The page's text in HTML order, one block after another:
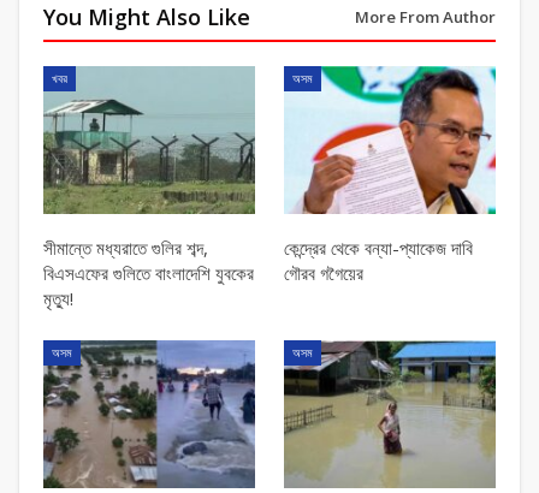
You Might Also Like More From Author
খবর
সীমান্তে মধ্যরাতে গুলির শব্দ,
বিএসএফের গুলিতে বাংলাদেশি যুবকের
মৃত্যু!
অসম
কেন্দ্রের থেকে বন্যা-প্যাকেজ দাবি
গৌরব গগৈয়ের
অসম অসম